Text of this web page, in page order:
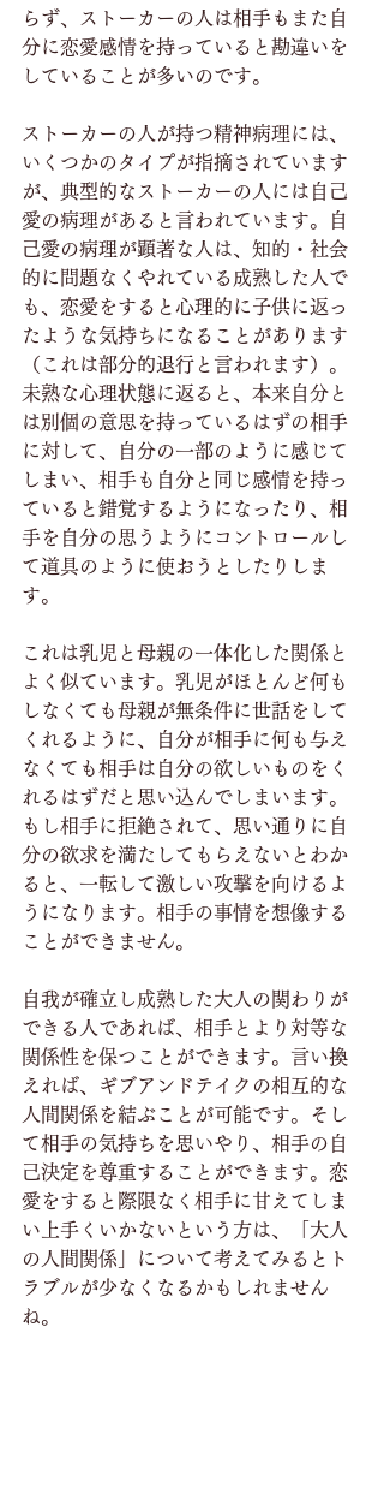
らず、ストーカーの人は相手もまた自
分に恋愛感情を持っていると勘違いを
していることが多いのです。
ストーカーの人が持つ精神病理には、
いくつかのタイプが指摘されています
が、典型的なストーカーの人には自己
愛の病理があると言われています。自
己愛の病理が顕著な人は、知的・社会
的に問題なくやれている成熟した人で
も、恋愛をすると心理的に子供に返っ
たような気持ちになることがあります
（これは部分的退行と言われます）。
未熟な心理状態に返ると、本来自分と
は別個の意思を持っているはずの相手
に対して、自分の一部のように感じて
しまい、相手も自分と同じ感情を持っ
ていると錯覚するようになったり、相
手を自分の思うようにコントロールし
て道具のように使おうとしたりしま
す。
これは乳児と母親の一体化した関係と
よく似ています。乳児がほとんど何も
しなくても母親が無条件に世話をして
くれるように、自分が相手に何も与え
なくても相手は自分の欲しいものをく
れるはずだと思い込んでしまいます。
もし相手に拒絶されて、思い通りに自
分の欲求を満たしてもらえないとわか
ると、一転して激しい攻撃を向けるよ
うになります。相手の事情を想像する
ことができません。
自我が確立し成熟した大人の関わりが
できる人であれば、相手とより対等な
関係性を保つことができます。言い換
えれば、ギブアンドテイクの相互的な
人間関係を結ぶことが可能です。そし
て相手の気持ちを思いやり、相手の自
己決定を尊重することができます。恋
愛をすると際限なく相手に甘えてしま
い上手くいかないという方は、「大人
の人間関係」について考えてみるとト
ラブルが少なくなるかもしれません
ね。